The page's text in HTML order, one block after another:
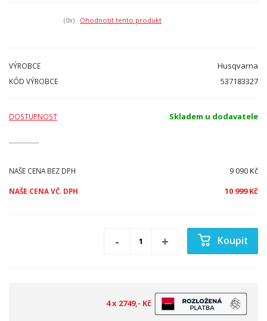
(0x) Ohodnotit tento produkt
VÝROBCE Husqvarna
KÓD VÝROBCE 537183327
DOSTUPNOST Skladem u dodavatele
NAŠE CENA BEZ DPH 9 090 Kč
NAŠE CENA VČ. DPH 10 999 Kč
Koupit
4 x 2749,- Kč